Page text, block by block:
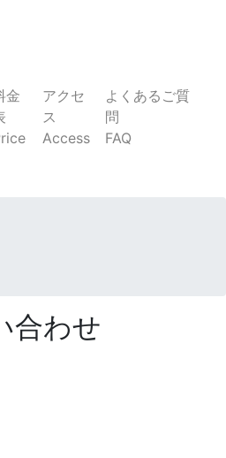
金
アクセ
ス
Access
よくあるご質
問
FAQ
合わせ